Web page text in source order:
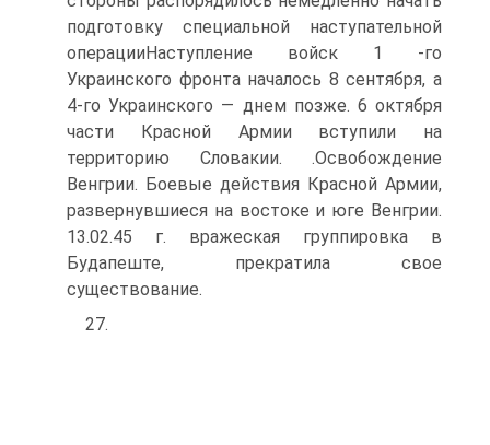
подготовку специальной наступательной
операцииНаступление войск 1 -го
Украинского фронта началось 8 сентября, а
4-го Украинского — днем позже. 6 октября
части Красной Армии вступили на
территорию Словакии. .Освобождение
Венгрии. Боевые действия Красной Армии,
развернувшиеся на востоке и юге Венгрии.
13.02.45 г. вражеская группировка в
Будапеште, прекратила свое
существование.
27.